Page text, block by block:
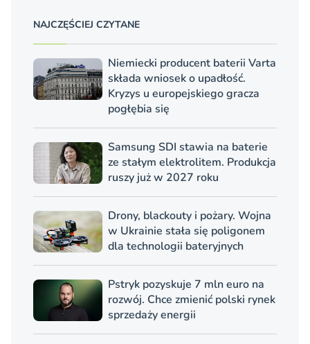
NAJCZĘŚCIEJ CZYTANE
Niemiecki producent baterii Varta
składa wniosek o upadłość.
Kryzys u europejskiego gracza
pogłębia się
Samsung SDI stawia na baterie
ze stałym elektrolitem. Produkcja
ruszy już w 2027 roku
Drony, blackouty i pożary. Wojna
w Ukrainie stała się poligonem
dla technologii bateryjnych
Pstryk pozyskuje 7 mln euro na
rozwój. Chce zmienić polski rynek
sprzedaży energii